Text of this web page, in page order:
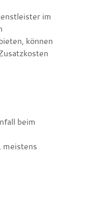
im
können
beim
meistens